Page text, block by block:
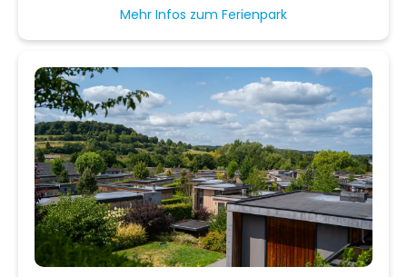
Mehr Infos zum Ferienpark